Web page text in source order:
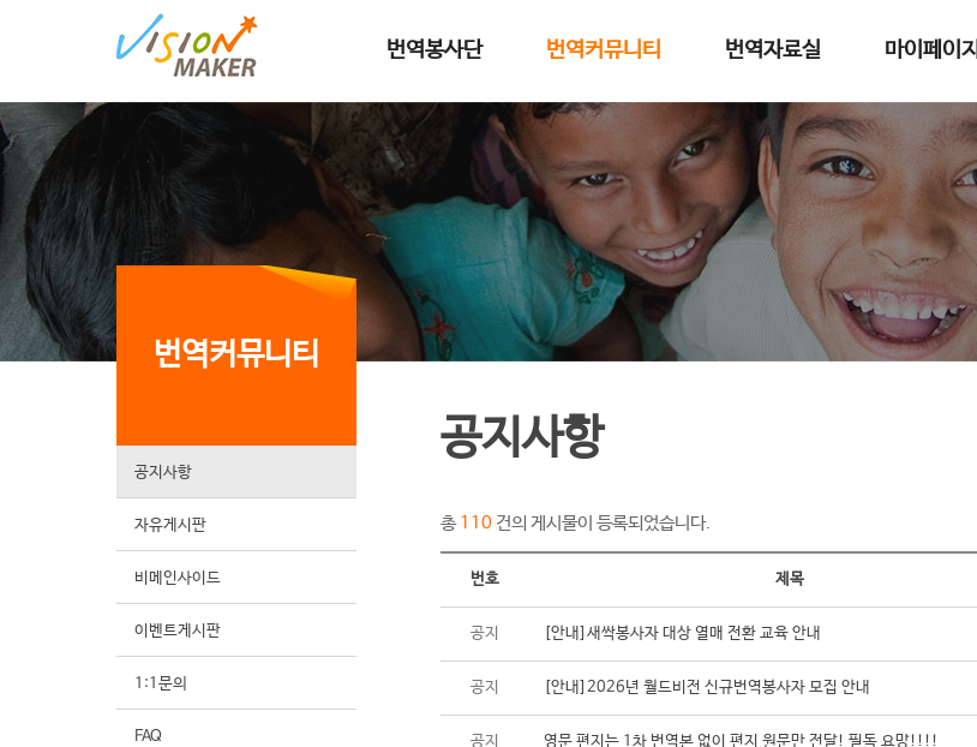
메인메뉴 건너뛰고 본문으로 이동
번역봉사단 번역커뮤니티 번역자료실 마이페이지
번역커뮤니티
공지사항
자유게시판
비메인사이드
이벤트게시판
1:1문의
FAQ
공지사항
총110 건의 게시물이 등록되었습니다.
번호 제목
공지 [안내]새싹봉사자 대상 열매 전환 교육 안내
공지 [안내]2026년 월드비전 신규번역봉사자 모집 안내
공지 영문 편지는 1차 번역본 없이 편지 원문만 전달! 필독 요망!!!!